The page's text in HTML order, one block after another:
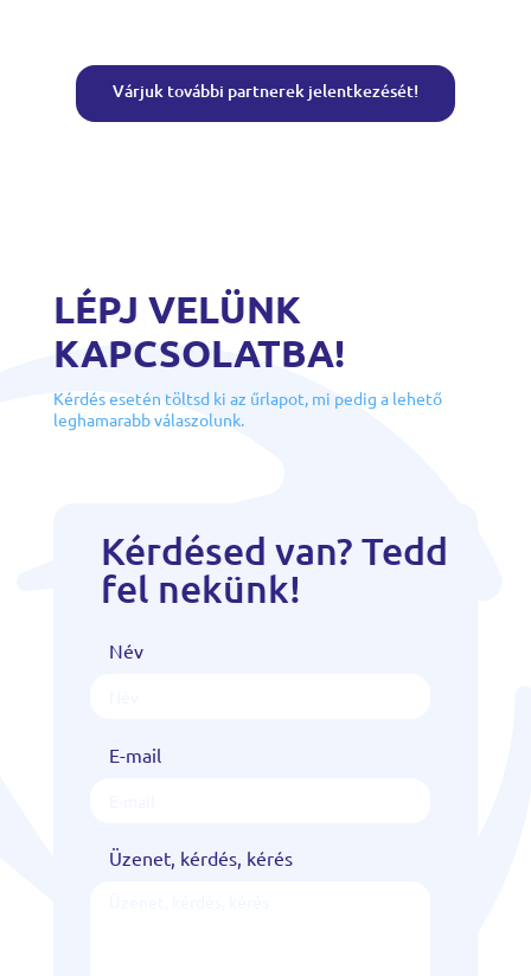
Várjuk további partnerek jelentkezését!
LÉPJ VELÜNK
KAPCSOLATBA!
Kérdés esetén töltsd ki az űrlapot, mi pedig a lehető
leghamarabb válaszolunk.
Kérdésed van? Tedd
fel nekünk!
Név
E-mail
Üzenet, kérdés, kérés